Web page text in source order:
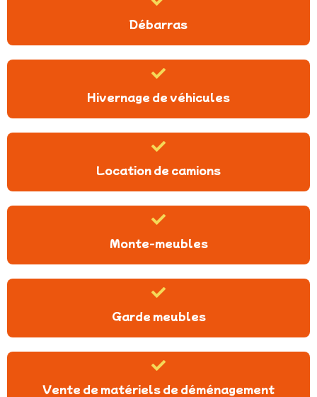
Débarras
Hivernage de véhicules
Location de camions
Monte-meubles
Garde meubles
Vente de matériels de déménagement